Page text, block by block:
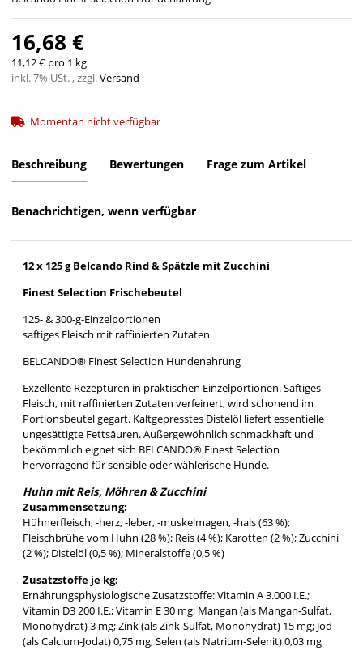
16,68 €
11,12 € pro 1 kg
inkl. 7% USt. , zzgl.Versand
Momentan nicht verfügbar
Beschreibung Bewertungen Frage zum Artikel
Benachrichtigen, wenn verfügbar
12 x 125 g Belcando Rind & Spätzle mit Zucchini
Finest Selection Frischebeutel
125- & 300-g-Einzelportionen
saftiges Fleisch mit raffinierten Zutaten
BELCANDO® Finest Selection Hundenahrung
Exzellente Rezepturen in praktischen Einzelportionen. Saftiges
Fleisch, mit raffinierten Zutaten verfeinert, wird schonend im
Portionsbeutel gegart. Kaltgepresstes Distelöl liefert essentielle
ungesättigte Fettsäuren. Außergewöhnlich schmackhaft und
bekömmlich eignet sich BELCANDO® Finest Selection
hervorragend für sensible oder wählerische Hunde.
Huhn mit Reis, Möhren & Zucchini
Zusammensetzung:
Hühnerfleisch, -herz, -leber, -muskelmagen, -hals (63 %);
Fleischbrühe vom Huhn (28 %); Reis (4 %); Karotten (2 %); Zucchini
(2 %); Distelöl (0,5 %); Mineralstoffe (0,5 %)
Zusatzstoffe je kg:
Ernährungsphysiologische Zusatzstoffe: Vitamin A 3.000 I.E.;
Vitamin D3 200 I.E.; Vitamin E 30 mg; Mangan (als Mangan-Sulfat,
Monohydrat) 3 mg; Zink (als Zink-Sulfat, Monohydrat) 15 mg; Jod
(als Calcium-Jodat) 0,75 mg; Selen (als Natrium-Selenit) 0,03 mg